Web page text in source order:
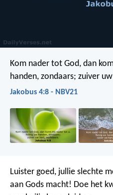
Kom nader tot God, dan
handen, zondaars; zuiver
Jakobus 4:8 - NBV21
Luister goed, jullie slechte
aan Gods macht! Doe het